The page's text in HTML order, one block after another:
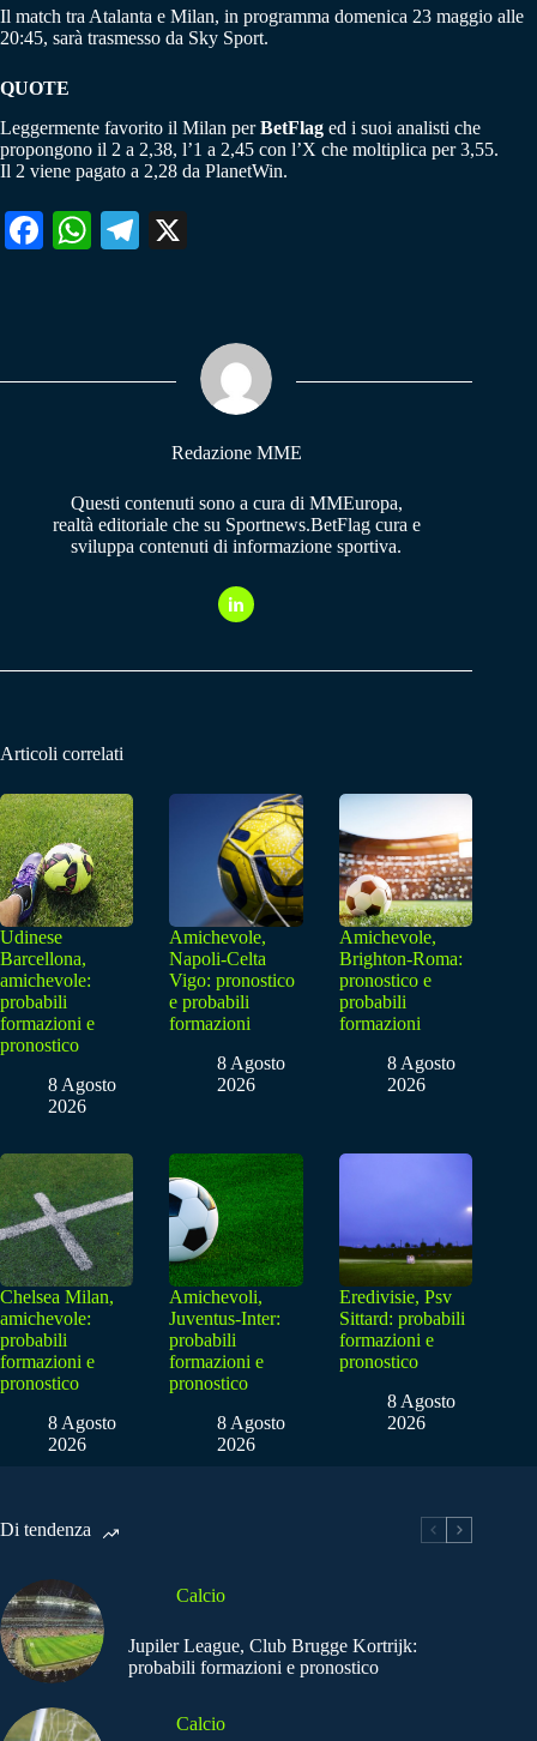
Il match tra Atalanta e Milan, in programma domenica 23 maggio alle
20:45, sarà trasmesso da Sky Sport.
QUOTE
Leggermente favorito il Milan perBetFlag ed i suoi analisti che
propongono il 2 a 2,38, l’1 a 2,45 con l’X che moltiplica per 3,55.
Il 2 viene pagato a 2,28 da PlanetWin.
Fa W
pp
Te
m
Redazione MME
Questi contenuti sono a cura di MMEuropa,
realtà editoriale che su Sportnews.BetFlag cura e
sviluppa contenuti di informazione sportiva.
Articoli correlati
Udinese
Barcellona,
amichevole:
probabili
formazioni e
pronostico
8 Agosto
2026
Amichevole,
Napoli-Celta
Vigo: pronostico
e probabili
formazioni
8 Agosto
2026
Amichevole,
Brighton-Roma:
pronostico e
probabili
formazioni
8 Agosto
2026
Chelsea Milan,
amichevole:
probabili
formazioni e
pronostico
8 Agosto
2026
Amichevoli,
Juventus-Inter:
probabili
formazioni e
pronostico
8 Agosto
2026
Eredivisie, Psv
Sittard: probabili
formazioni e
pronostico
8 Agosto
2026
Di tendenza
Calcio
Jupiler League, Club Brugge Kortrijk:
probabili formazioni e pronostico
Calcio